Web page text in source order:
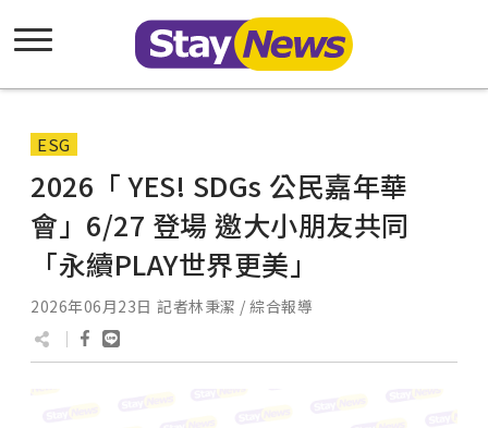
ESG
2026「 YES! SDGs 公民嘉年華
會」6/27 登場 邀大小朋友共同
「永續PLAY世界更美」
2026年06月23日 記者林秉潔 / 綜合報導